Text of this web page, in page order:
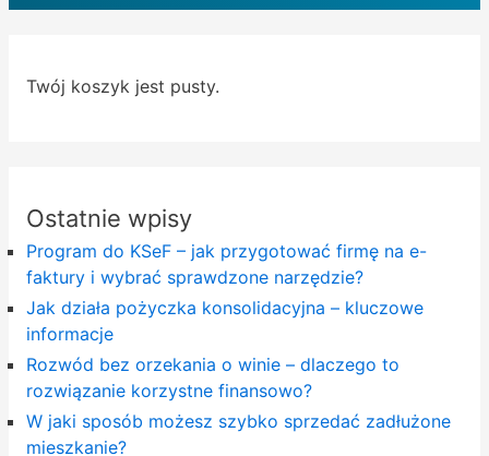
Twój koszyk jest pusty.
Ostatnie wpisy
Program do KSeF – jak przygotować firmę na e-
faktury i wybrać sprawdzone narzędzie?
Jak działa pożyczka konsolidacyjna – kluczowe
informacje
Rozwód bez orzekania o winie – dlaczego to
rozwiązanie korzystne finansowo?
W jaki sposób możesz szybko sprzedać zadłużone
mieszkanie?